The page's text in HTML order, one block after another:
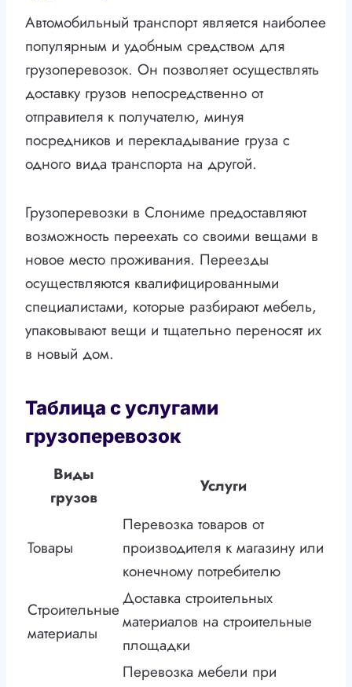
Автомобильный транспорт является наиболее
популярным и удобным средством для
грузоперевозок. Он позволяет осуществлять
доставку грузов непосредственно от
отправителя к получателю, минуя
посредников и перекладывание груза с
одного вида транспорта на другой.
Грузоперевозки в Слониме предоставляют
возможность переехать со своими вещами в
новое место проживания. Переезды
осуществляются квалифицированными
специалистами, которые разбирают мебель,
упаковывают вещи и тщательно переносят их
в новый дом.
Таблица с услугами
грузоперевозок
Виды
грузов
Услуги
Товары
Перевозка товаров от
производителя к магазину или
конечному потребителю
Строительные
материалы
Доставка строительных
материалов на строительные
площадки
Перевозка мебели при